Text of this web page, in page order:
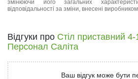
змінюючи його загальних
відповідальності за зміни, внесені
Відгуки про Стіл приставний 4-
Персонал Саліта
Ваш відгук може бути